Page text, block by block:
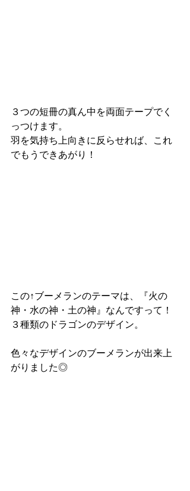
３つの短冊の真ん中を両面テープでく
っつけます。
羽を気持ち上向きに反らせれば、これ
でもうできあがり！
この↑ブーメランのテーマは、『火の
神・水の神・土の神』なんですって！
３種類のドラゴンのデザイン。
色々なデザインのブーメランが出来上
がりました◎